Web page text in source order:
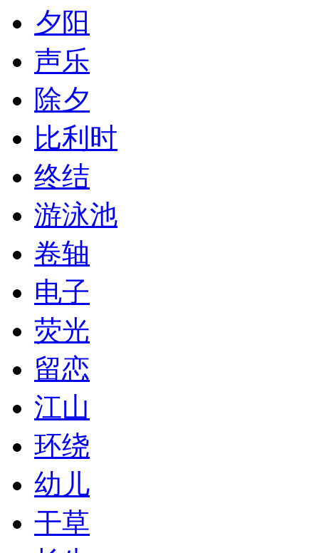
夕阳
声乐
除夕
比利时
终结
游泳池
卷轴
电子
荧光
留恋
江山
环绕
幼儿
干草